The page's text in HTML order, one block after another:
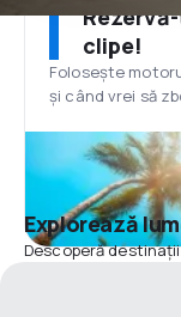
clipe!
Folosește
și când vrei să
Explorează
Descoperă